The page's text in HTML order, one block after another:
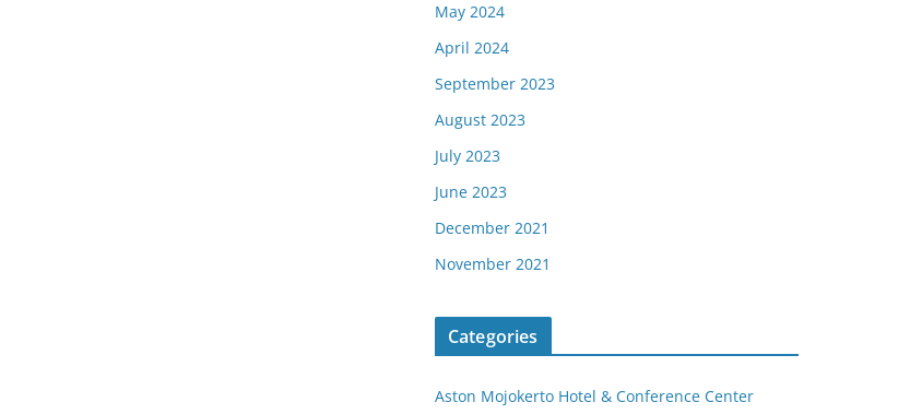
May 2024
April 2024
September 2023
August 2023
July 2023
June 2023
December 2021
November 2021
Categories
Aston Mojokerto Hotel & Conference Center